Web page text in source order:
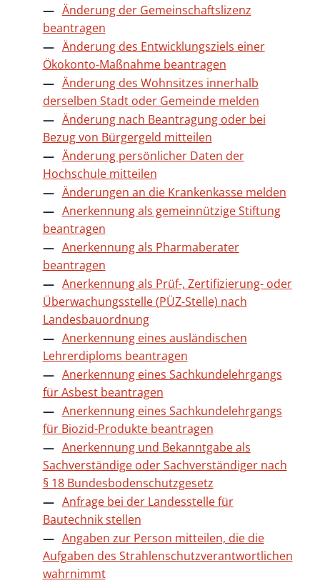
Änderung der Gemeinschaftslizenz
beantragen
Änderung des Entwicklungsziels einer
Ökokonto-Maßnahme beantragen
Änderung des Wohnsitzes innerhalb
derselben Stadt oder Gemeinde melden
Änderung nach Beantragung oder bei
Bezug von Bürgergeld mitteilen
Änderung persönlicher Daten der
Hochschule mitteilen
Änderungen an die Krankenkasse melden
Anerkennung als gemeinnützige Stiftung
beantragen
Anerkennung als Pharmaberater
beantragen
Anerkennung als Prüf-, Zertifizierung- oder
Überwachungsstelle (PÜZ-Stelle) nach
Landesbauordnung
Anerkennung eines ausländischen
Lehrerdiploms beantragen
Anerkennung eines Sachkundelehrgangs
für Asbest beantragen
Anerkennung eines Sachkundelehrgangs
für Biozid-Produkte beantragen
Anerkennung und Bekanntgabe als
Sachverständige oder Sachverständiger nach
§ 18 Bundesbodenschutzgesetz
Anfrage bei der Landesstelle für
Bautechnik stellen
Angaben zur Person mitteilen, die die
Aufgaben des Strahlenschutzverantwortlichen
wahrnimmt